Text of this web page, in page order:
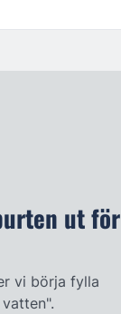
ut för
vi börja fylla